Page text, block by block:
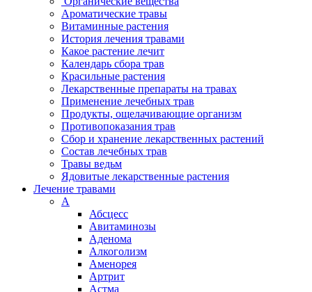
Ароматические травы
Витаминные растения
История лечения травами
Какое растение лечит
Календарь сбора трав
Красильные растения
Лекарственные препараты на травах
Применение лечебных трав
Продукты, ощелачивающие организм
Противопоказания трав
Сбор и хранение лекарственных растений
Состав лечебных трав
Травы ведьм
Ядовитые лекарственные растения
Лечение травами
А
Абсцесс
Авитаминозы
Аденома
Алкоголизм
Аменорея
Артрит
Астма